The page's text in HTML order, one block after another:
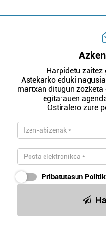
Harpidetu zaitez
Astekarko eduki
martxan ditugun zozketa
egitarauen
Ostiralero zure
Pribatutasun